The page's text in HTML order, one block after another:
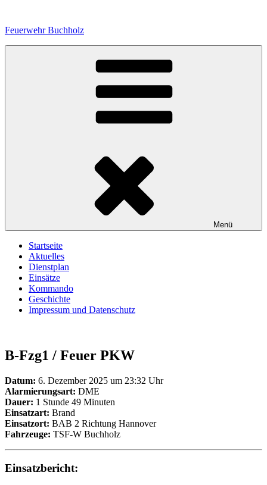
springen
Feuerwehr Buchholz
Menü
Startseite
Aktuelles
Dienstplan
Einsätze
Kommando
Geschichte
Impressum und Datenschutz
B-Fzg1 / Feuer PKW
Datum: 6. Dezember 2025 um 23:32 Uhr
Alarmierungsart: DME
Dauer: 1 Stunde 49 Minuten
Einsatzart: Brand
Einsatzort: BAB 2 Richtung Hannover
Fahrzeuge: TSF-W Buchholz
Einsatzbericht: